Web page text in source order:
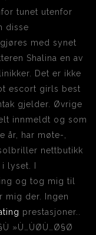
tunet utenfor
disse
med synet
Shalina en av
Det er ikke
escort girls best
gjelder. Øvrige
innmeldt og som
år, har møte-,
nettbutikk
lyset. I
og tog mig til
mig der. Ingen
prestasjoner..
»Ù…ÙØÙ…Ø§Ø